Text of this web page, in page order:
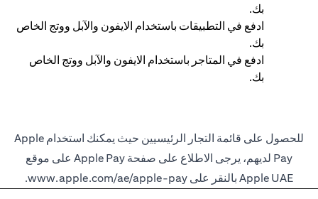
بك.
ادفع في التطبيقات باستخدام الايفون والآبل ووتج الخاص
بك.
ادفع في المتاجر باستخدام الايفون والآبل ووتج الخاص
بك.
للحصول على قائمة التجار الرئيسيين حيث يمكنك استخدام Apple
Pay لديهم، يرجى الاطلاع على صفحة Apple Pay على موقع
Apple UAE بالنقر على
www.apple.com/ae/apple-pay
.